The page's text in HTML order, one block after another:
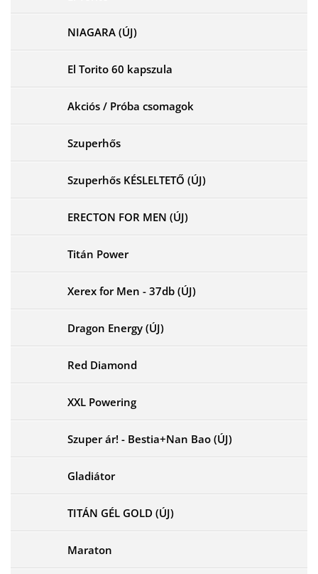
NIAGARA (ÚJ)
El Torito 60 kapszula
Akciós / Próba csomagok
Szuperhős
Szuperhős KÉSLELTETŐ (ÚJ)
ERECTON FOR MEN (ÚJ)
Titán Power
Xerex for Men - 37db (ÚJ)
Dragon Energy (ÚJ)
Red Diamond
XXL Powering
Szuper ár! - Bestia+Nan Bao (ÚJ)
Gladiátor
TITÁN GÉL GOLD (ÚJ)
Maraton